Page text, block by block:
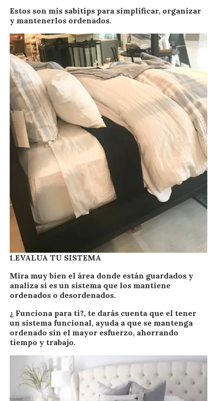
Estos son mis sabitips para simplificar, organizar
y mantenerlos ordenados.
1.EVALUA TU SISTEMA
Mira muy bien el área donde están guardados y
analiza si es un sistema que los mantiene
ordenados o desordenados.
¿ Funciona para ti?, te darás cuenta que el tener
un sistema funcional, ayuda a que se mantenga
ordenado sin el mayor esfuerzo, ahorrando
tiempo y trabajo.